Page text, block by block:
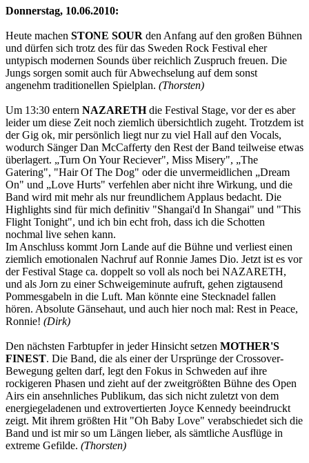
Donnerstag, 10.06.2010:
Heute machen STONE SOUR den Anfang auf den großen Bühnen
und dürfen sich trotz des für das Sweden Rock Festival eher
untypisch modernen Sounds über reichlich Zuspruch freuen. Die
Jungs sorgen somit auch für Abwechselung auf dem sonst
angenehm traditionellen Spielplan. (Thorsten)
Um 13:30 entern NAZARETHdie Festival Stage, vor der es aber
leider um diese Zeit noch ziemlich übersichtlich zugeht. Trotzdem ist
der Gig ok, mir persönlich liegt nur zu viel Hall auf den Vocals,
wodurch Sänger Dan McCafferty den Rest der Band teilweise etwas
überlagert. „Turn On Your Reciever", Miss Misery", „The
Gatering", "Hair Of The Dog" oder die unvermeidlichen „Dream
On" und „Love Hurts" verfehlen aber nicht ihre Wirkung, und die
Band wird mit mehr als nur freundlichem Applaus bedacht. Die
Highlights sind für mich definitiv "Shangai'd In Shangai" und "This
Flight Tonight", und ich bin echt froh, dass ich die Schotten
nochmal live sehen kann.
Im Anschluss kommt Jorn Lande auf die Bühne und verliest einen
ziemlich emotionalen Nachruf auf Ronnie James Dio. Jetzt ist es vor
der Festival Stage ca. doppelt so voll als noch bei NAZARETH,
und als Jorn zu einer Schweigeminute aufruft, gehen zigtausend
Pommesgabeln in die Luft. Man könnte eine Stecknadel fallen
hören. Absolute Gänsehaut, und auch hier noch mal: Rest in Peace,
Ronnie! (Dirk)
Den nächsten Farbtupfer in jeder Hinsicht setzen MOTHER'S
FINEST. Die Band, die als einer der Ursprünge der Crossover-
Bewegung gelten darf, legt den Fokus in Schweden auf ihre
rockigeren Phasen und zieht auf der zweitgrößten Bühne des Open
Airs ein ansehnliches Publikum, das sich nicht zuletzt von dem
energiegeladenen und extrovertierten Joyce Kennedy beeindruckt
zeigt. Mit ihrem größten Hit "Oh Baby Love" verabschiedet sich die
Band und ist mir so um Längen lieber, als sämtliche Ausflüge in
extreme Gefilde. (Thorsten)